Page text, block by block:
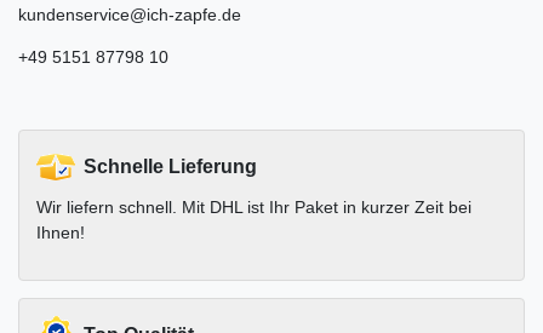
kundenservice@ich-zapfe.de
+49 5151 87798 10
Schnelle Lieferung
Wir liefern schnell. Mit DHL ist Ihr Paket in kurzer Zeit bei
Ihnen!